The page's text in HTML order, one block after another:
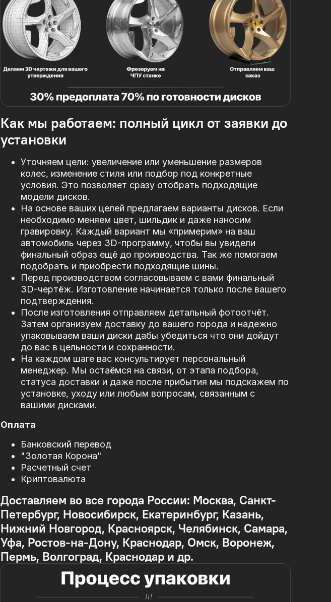
Как мы работаем: полный цикл от заявки до
установки
Уточняем цели: увеличение или уменьшение размеров
колес, изменение стиля или подбор под конкретные
условия. Это позволяет сразу отобрать подходящие
модели дисков.
На основе ваших целей предлагаем варианты дисков. Если
необходимо меняем цвет, шильдик и даже наносим
гравировку. Каждый вариант мы «примерим» на ваш
автомобиль через 3D-программу, чтобы вы увидели
финальный образ ещё до производства. Так же помогаем
подобрать и приобрести подходящие шины.
Перед производством согласовываем с вами финальный
3D-чертёж. Изготовление начинается только после вашего
подтверждения.
После изготовления отправляем детальный фотоотчёт.
Затем организуем доставку до вашего города и надежно
упаковываем ваши диски дабы убедиться что они дойдут
до вас в цельности и сохранности.
На каждом шаге вас консультирует персональный
менеджер. Мы остаёмся на связи, от этапа подбора,
статуса доставки и даже после прибытия мы подскажем по
установке, уходу или любым вопросам, связанным с
вашими дисками.
Оплата
Банковский перевод
"Золотая Корона"
Расчетный счет
Криптовалюта
Доставляем во все города России: Москва, Санкт-
Петербург, Новосибирск, Екатеринбург, Казань,
Нижний Новгород, Красноярск, Челябинск, Самара,
Уфа, Ростов-на-Дону, Краснодар, Омск, Воронеж,
Пермь, Волгоград, Краснодар и др.